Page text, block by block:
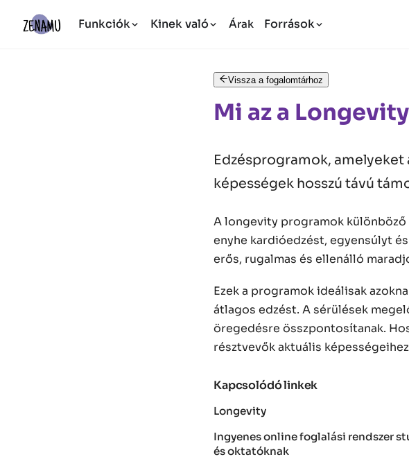
Funkciók Kinek való Árak Források
Vissza a fogalomtárhoz
Mi az a
Edzésprogramok,
képességek hosszú távú
A longevity programok
enyhe kardióedzést, egyensúlyt
erős, rugalmas és ellenálló
Ezek a programok ideálisak
átlagos edzést. A sérülések
öregedésre összpontosítanak.
résztvevők aktuális
Kapcsolódó linkek
Longevity
Ingyenes online foglalási rendszer
és oktatóknak